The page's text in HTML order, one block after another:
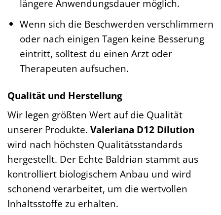
längere Anwendungsdauer möglich.
Wenn sich die Beschwerden verschlimmern
oder nach einigen Tagen keine Besserung
eintritt, solltest du einen Arzt oder
Therapeuten aufsuchen.
Qualität und Herstellung
Wir legen größten Wert auf die Qualität
unserer Produkte. Valeriana D12 Dilution
wird nach höchsten Qualitätsstandards
hergestellt. Der Echte Baldrian stammt aus
kontrolliert biologischem Anbau und wird
schonend verarbeitet, um die wertvollen
Inhaltsstoffe zu erhalten.